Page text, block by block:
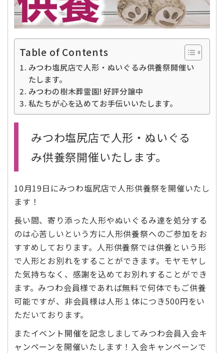
Table of Contents
みつわ塩尻店で人形・ぬいぐるみ供養祭開催い
たします。
みつわの樹木葬霊園! 好評分譲中
私たちが心を込めてお手伝いいたします。
みつわ塩尻店で人形・ぬいぐる
み供養祭開催いたします。
10月19日にみつわ塩尻店で人形供養祭を開催いたし
ます！
長い間、寄り添った人形やぬいぐるみ達を処分する
のは心苦しいという方に人形供養祭へのご参加をお
すすめしております。人形供養祭では供養という形
で人形とお別れをすることができます。モヤモヤし
た気持ちなく、感謝を込めてお別れすることができ
ます。みつわ会員様であれば無料で何体でもご供養
可能ですが、非会員様は人形１体につき500円をい
ただいております。
またイベント開催を記念しましてみつわ会員入会キ
ャンペーンを開催いたします！入会キャンペーンで